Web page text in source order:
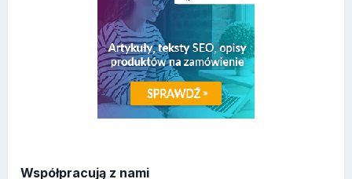
Współpracują z nami